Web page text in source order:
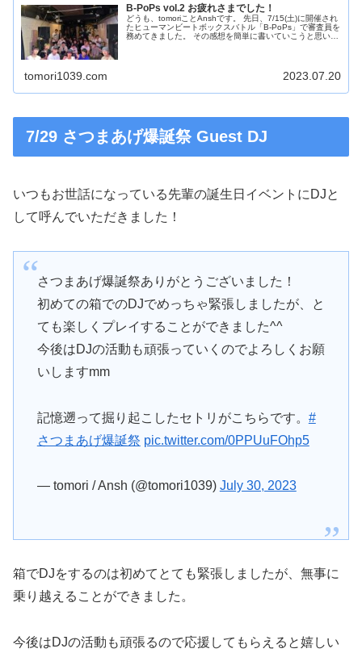
B-PoPs vol.2 お疲れさまでした！
どうも、tomoriことAnshです。 先日、7/15(土)に開催され
たヒューマンビートボックスバトル「B-PoPs」で審査員を
務めてきました。 その感想を簡単に書いていこうと思いま
tomori1039.com 2023.07.20
7/29 さつまあげ爆誕祭 Guest DJ
いつもお世話になっている先輩の誕生日イベントにDJと
して呼んでいただきました！
さつまあげ爆誕祭ありがとうございました！
初めての箱でのDJでめっちゃ緊張しましたが、と
ても楽しくプレイすることができました^^
今後はDJの活動も頑張っていくのでよろしくお願
いしますmm
記憶遡って掘り起こしたセトリがこちらです。 #
さつまあげ爆誕祭 pic.twitter.com/0PPUuFOhp5
— tomori / Ansh (@tomori1039) July 30, 2023
箱でDJをするのは初めてとても緊張しましたが、無事に
乗り越えることができました。
今後はDJの活動も頑張るので応援してもらえると嬉しい